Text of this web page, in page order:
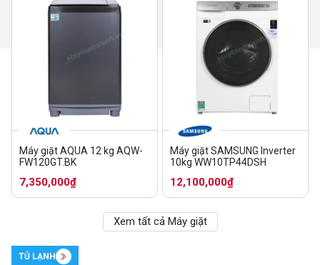
Máy giặt AQUA 12 kg AQW-
FW120GT.BK
7,350,000₫
Máy giặt SAMSUNG Inverter
10kg WW10TP44DSH
12,100,000₫
Xem tất cả Máy giặt
TỦ LẠNH